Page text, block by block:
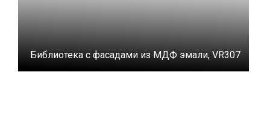
Библиотека с фасадами из МДФ эмали, VR307